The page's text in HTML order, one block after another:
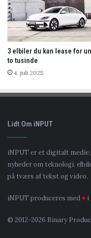
3 elbiler du kan lease for
to tusinde
4. juli 2025
Lidt Om iNPUT
iNPUT er et digitalt
nyheder om teknologi,
på tværs af tekst og video.
iNPUT produceres med♥ i
© 2012-2026 Binary